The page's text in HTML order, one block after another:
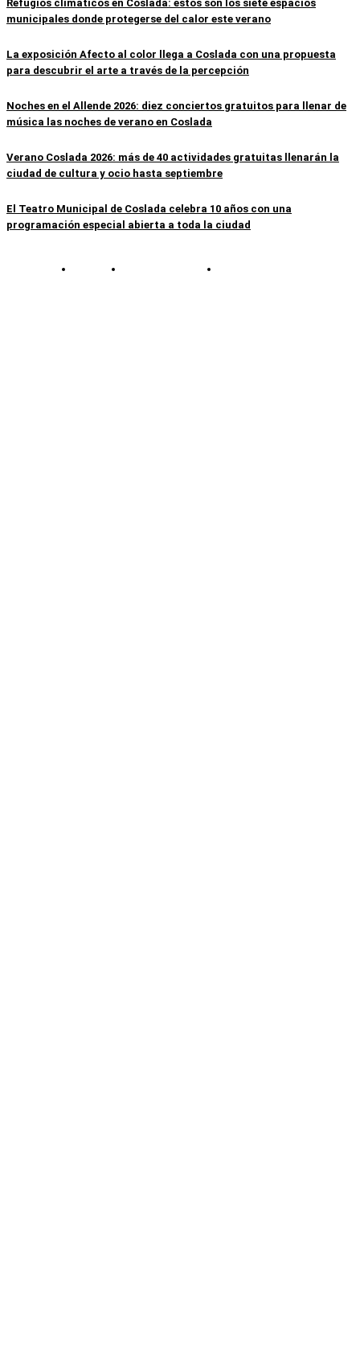
Refugios climáticos en Coslada: estos son los siete espacios
municipales donde protegerse del calor este verano
La exposición Afecto al color llega a Coslada con una propuesta
para descubrir el arte a través de la percepción
Noches en el Allende 2026: diez conciertos gratuitos para llenar de
música las noches de verano en Coslada
Verano Coslada 2026: más de 40 actividades gratuitas llenarán la
ciudad de cultura y ocio hasta septiembre
El Teatro Municipal de Coslada celebra 10 años con una
programación especial abierta a toda la ciudad
Contacto Política de cookies